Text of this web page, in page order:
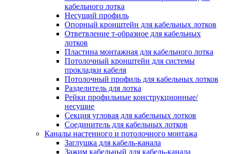
и в потолке
Зажим безвинтовой клеммный
Коробка клеммная
Коробка распределительная для
Крышка для распределительной
коробки/корпуса для монтажа в
в потолке
Распределительная коробка/
монтажа в стене и в потолке
Распределительная коробка/
Система электромонтажных колонн
Электромонтажная колонна
Системы ввода для кабелей и проводов
Ввод кабельный/сальник
Уплотнитель для кабельного
кабельного лотка
Несущий профиль
Опорный кронштейн для кабельных лотков
Ответвление т-образное для кабельных
лотков
Пластина монтажная для кабельного лотка
Потолочный кронштейн для системы
прокладки кабеля
Потолочный профиль для кабельных лотков
Разделитель для лотка
Рейки профильные конструкционные/
несущие
Секция угловая для кабельных лотков
Соединитель для кабельных лотков
Каналы настенного и потолочного монтажа
Заглушка для кабель-канала
Зажим кабельный для кабель-канала